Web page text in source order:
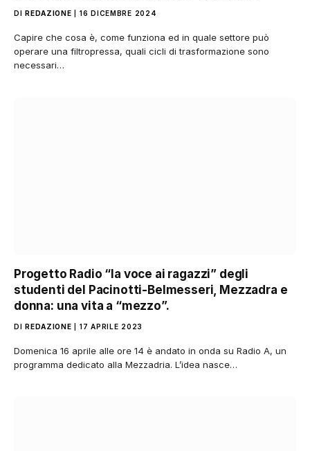
DI REDAZIONE 16 DICEMBRE 2024
Capire che cosa è, come funziona ed in quale settore può
operare una filtropressa, quali cicli di trasformazione sono
necessari…
Progetto Radio “la voce ai ragazzi” degli
studenti del Pacinotti-Belmesseri, Mezzadra e
donna: una vita a “mezzo”.
DI REDAZIONE 17 APRILE 2023
Domenica 16 aprile alle ore 14 è andato in onda su Radio A, un
programma dedicato alla Mezzadria. L’idea nasce…